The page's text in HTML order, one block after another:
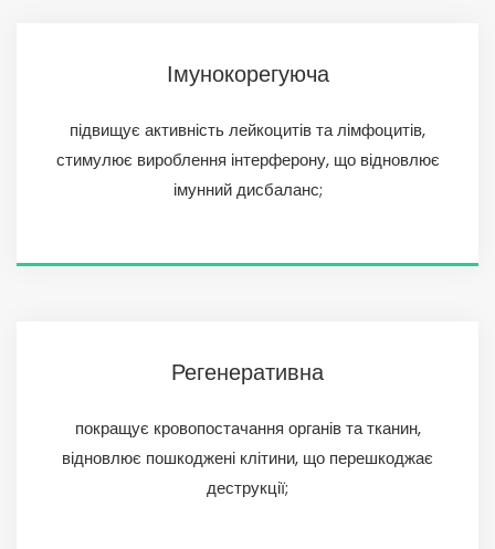
Імунокорегуюча
підвищує активність лейкоцитів та лімфоцитів,
стимулює вироблення інтерферону, що відновлює
імунний дисбаланс;
Регенеративна
покращує кровопостачання органів та тканин,
відновлює пошкоджені клітини, що перешкоджає
деструкції;